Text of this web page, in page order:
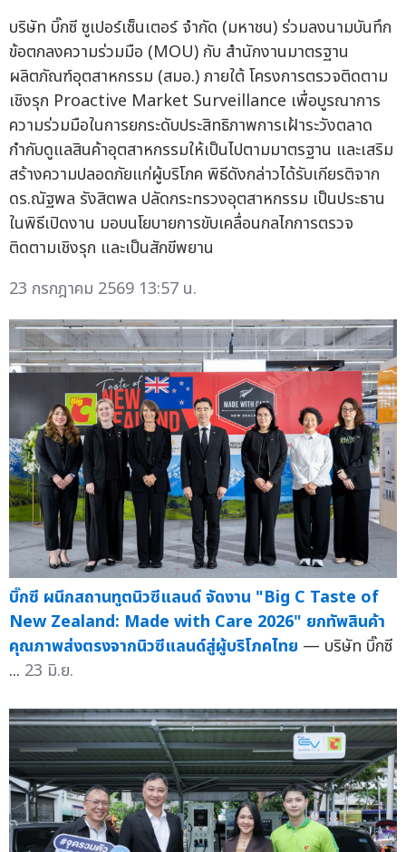
บริษัท บิ๊กซี ซูเปอร์เซ็นเตอร์ จำกัด (มหาชน) ร่วมลงนามบันทึก
ข้อตกลงความร่วมมือ (MOU) กับ สำนักงานมาตรฐาน
ผลิตภัณฑ์อุตสาหกรรม (สมอ.) ภายใต้ โครงการตรวจติดตาม
เชิงรุก Proactive Market Surveillance เพื่อบูรณาการ
ความร่วมมือในการยกระดับประสิทธิภาพการเฝ้าระวังตลาด
กำกับดูแลสินค้าอุตสาหกรรมให้เป็นไปตามมาตรฐาน และเสริม
สร้างความปลอดภัยแก่ผู้บริโภค พิธีดังกล่าวได้รับเกียรติจาก
ดร.ณัฐพล รังสิตพล ปลัดกระทรวงอุตสาหกรรม เป็นประธาน
ในพิธีเปิดงาน มอบนโยบายการขับเคลื่อนกลไกการตรวจ
ติดตามเชิงรุก และเป็นสักขีพยาน
23 กรกฎาคม 2569 13:57 น.
บิ๊กซี ผนึกสถานทูตนิวซีแลนด์ จัดงาน "Big C Taste of
New Zealand: Made with Care 2026" ยกทัพสินค้า
คุณภาพส่งตรงจากนิวซีแลนด์สู่ผู้บริโภคไทย — บริษัท บิ๊กซี
... 23 มิ.ย.